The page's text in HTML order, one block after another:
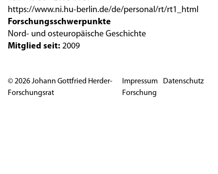
https://www.ni.hu-berlin.de/de/personal/rt/rt1_html
Forschungsschwerpunkte
Nord- und osteuropäische Geschichte
Mitglied seit: 2009
© 2026 Johann Gottfried Herder-
Forschungsrat
Impressum
Datenschutz
Forschung